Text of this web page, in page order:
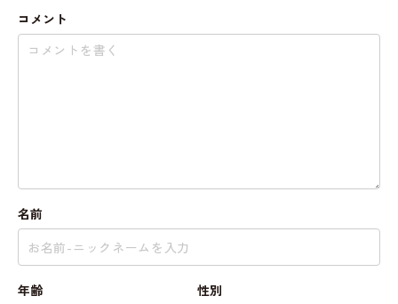
コメント
名前
年齢 性別